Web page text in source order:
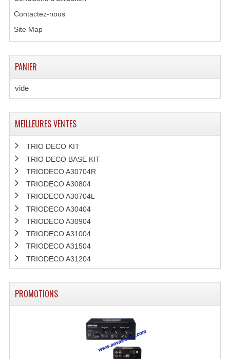
Contactez-nous
Site Map
PANIER
vide
MEILLEURES VENTES
TRIO DECO KIT
TRIO DECO BASE KIT
TRIODECO A30704R
TRIODECO A30804
TRIODECO A30704L
TRIODECO A30404
TRIODECO A30904
TRIODECO A31004
TRIODECO A31504
TRIODECO A31204
PROMOTIONS